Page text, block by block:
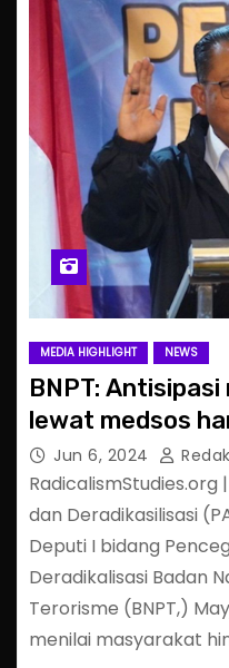
MEDIA HIGHLIGHT NEWS
BNPT:
lewat medsos
Jun 6, 2024
RadicalismStudies.org
dan Deradikasilisasi
Deputi I bidang
Deradikalisasi Badan
Terorisme (BNPT,)
menilai masyarakat